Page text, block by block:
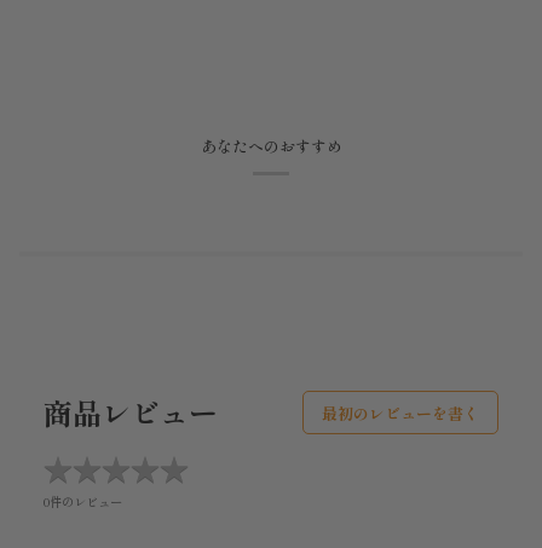
あなたへのおすすめ
商品レビュー 最初のレビューを書く
★★★★★
★★★★★
0件のレビュー